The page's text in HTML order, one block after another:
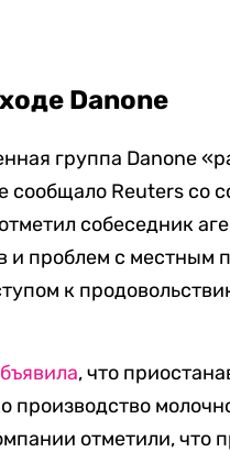
Danone
группа Danone
сообщало Reuters со
собеседник
и проблем с местным
к
, что
производство
отметили, что